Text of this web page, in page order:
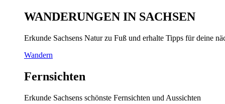
WANDERUNGEN IN SACHSEN
Erkunde Sachsens Natur zu Fuß und erhalte Tipps für deine
Wandern
Fernsichten
Erkunde Sachsens schönste Fernsichten und Aussichten